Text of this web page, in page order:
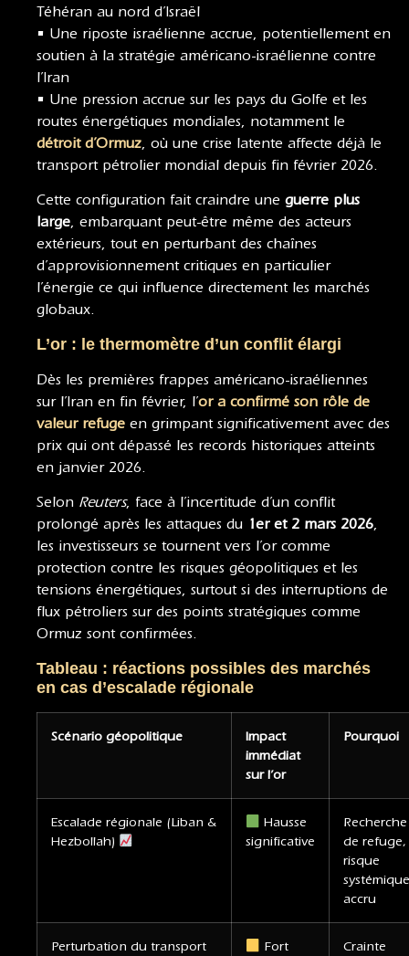
Téhéran au nord d’Israël
• Une riposte israélienne accrue, potentiellement en
soutien à la stratégie américano-israélienne contre
l’Iran
• Une pression accrue sur les pays du Golfe et les
routes énergétiques mondiales, notamment le
détroit d’Ormuz , où une crise latente affecte déjà le
transport pétrolier mondial depuis fin février 2026.
Cette configuration fait craindre une guerre plus
large, embarquant peut-être même des acteurs
extérieurs, tout en perturbant des chaînes
d’approvisionnement critiques en particulier
l’énergie ce qui influence directement les marchés
globaux.
L’or : le thermomètre d’un conflit élargi
Dès les premières frappes américano-israéliennes
sur l’Iran en fin février, l’or a confirmé son rôle de
valeur refuge en grimpant significativement avec des
prix qui ont dépassé les records historiques atteints
en janvier 2026.
Selon Reuters, face à l’incertitude d’un conflit
prolongé après les attaques du 1er et 2 mars 2026,
les investisseurs se tournent vers l’or comme
protection contre les risques géopolitiques et les
tensions énergétiques, surtout si des interruptions de
flux pétroliers sur des points stratégiques comme
Ormuz sont confirmées.
Tableau : réactions possibles des marchés
en cas d’escalade régionale
Scénario géopolitique
Impact
immédiat
sur l’or
Pourquoi
Escalade régionale (Liban &
Hezbollah)
Hausse
significative
Recherche
de refuge,
risque
systémique
accru
Perturbation du transport
Fort
Crainte